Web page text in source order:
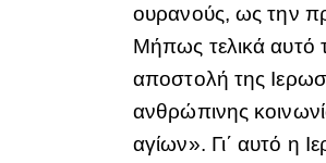
ουρανούς, ως την
Μήπως τελικά αυτό
αποστολή της
ανθρώπινης
αγίων». Γι΄ αυτό η